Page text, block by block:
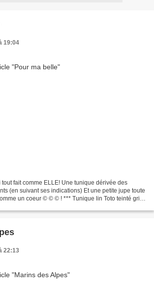
19:04
fait comme ELLE! Une tunique dérivée des
(en suivant ses indications) Et une petite jupe toute
un coeur © © © ! *** Tunique lin Toto teinté gris
22:13